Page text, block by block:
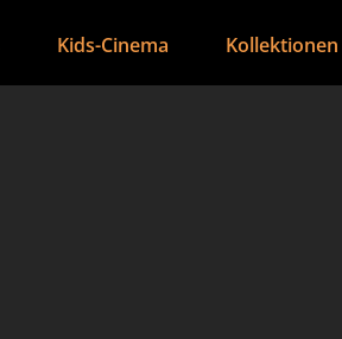
Kids-Cinema Kollektionen